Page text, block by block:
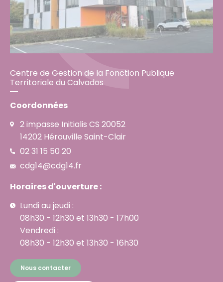
Centre de Gestion de la Fonction Publique
Territoriale du Calvados
Coordonnées
2 impasse Initialis CS 20052
14202 Hérouville Saint-Clair
02 31 15 50 20
cdg14@cdg14.fr
Horaires d'ouverture :
Lundi au jeudi :
08h30 - 12h30 et 13h30 - 17h00
Vendredi :
08h30 - 12h30 et 13h30 - 16h30
Nous contacter